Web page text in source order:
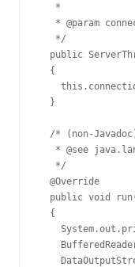
   *
* @param
   */
public
  {
  }
/* (non-
* @see
   */
  @Override
public void
  {